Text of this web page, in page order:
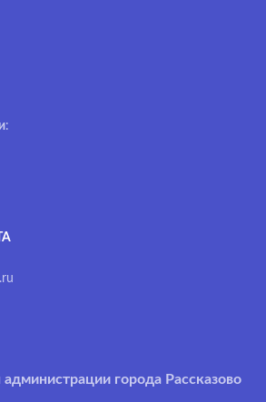
:
города Рассказово